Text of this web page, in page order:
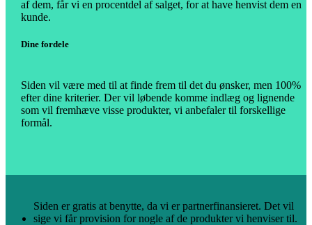
af dem, får vi en procentdel af salget, for at have henvist dem en
kunde.
Dine fordele
Siden vil være med til at finde frem til det du ønsker, men 100%
efter dine kriterier. Der vil løbende komme indlæg og lignende
som vil fremhæve visse produkter, vi anbefaler til forskellige
formål.
Siden er gratis at benytte, da vi er partnerfinansieret. Det vil
sige vi får provision for nogle af de produkter vi henviser til.